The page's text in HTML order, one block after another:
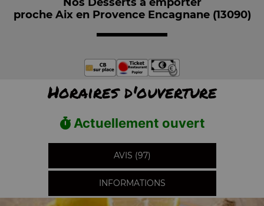
proche Aix en Provence Encagnane (13090)
Horaires d'ouverture
Actuellement ouvert
AVIS (97)
INFORMATIONS